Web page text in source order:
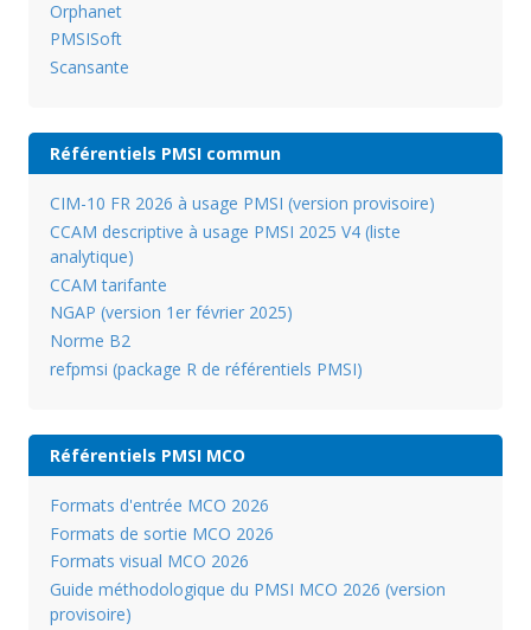
Orphanet
PMSISoft
Scansante
Référentiels PMSI commun
CIM-10 FR 2026 à usage PMSI (version provisoire)
CCAM descriptive à usage PMSI 2025 V4 (liste
analytique)
CCAM tarifante
NGAP (version 1er février 2025)
Norme B2
refpmsi (package R de référentiels PMSI)
Référentiels PMSI MCO
Formats d'entrée MCO 2026
Formats de sortie MCO 2026
Formats visual MCO 2026
Guide méthodologique du PMSI MCO 2026 (version
provisoire)